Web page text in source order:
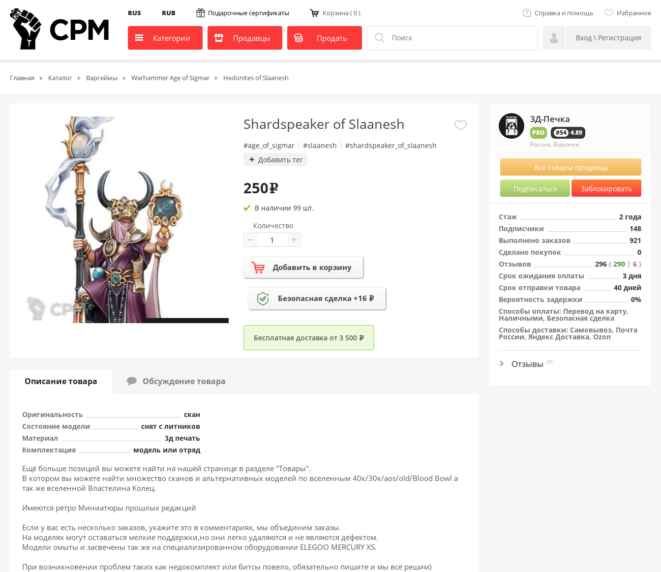
Справка и помощь Избранное
RUS RUB Подарочные сертификаты Корзина( 0 )
Категории Продавцы Продать Вход \ Регистрация
Главная Каталог Варгеймы Warhammer Age of Sigmar Hedonites of Slaanesh
3Д-Печка
PRO #54 4.89
Россия, Воронеж
Все товары продавца
Подписаться Заблокировать
Стаж
2 года
148
Подписчики
921
Выполнено заказов
0
Сделано покупок
296 ( 290 | 6 )
Отзывов
Cрок ожидания оплаты
3 дня
Cрок отправки товара
40 дней
0%
Вероятность задержки
Способы оплаты: Перевод на карту,
Наличными, Безопасная сделка
Способы доставки: Самовывоз, Почта
России, Яндекс Доставка, Ozon
Отзывы 296
Shardspeaker of Slaanesh
#age_of_sigmar #slaanesh
#shardspeaker_of_slaanesh
Добавить тег
250e
В наличии 99 шт.
Количество
Добавить в корзину
Безопасная сделка +16 e
Бесплатная доставка от 3 500 e
Описание товара Обсуждение товара
Оригинальность
скан
Состояние модели
снят с литников
Материал
3д печать
Комплектация
модель или отряд
Ещё больше позиций вы можете найти на нашей странице в разделе "Товары".
В котором вы можете найти множество сканов и альтернативных моделей по вселенным 40к/30к/aos/old/Blood Bowl а
так же вселенной Властелина Колец.
Имеются ретро Миниатюры прошлых редакций
Если у вас есть несколько заказов, укажите это в комментариях, мы объединим заказы.
На моделях могут оставаться мелкие поддержки,но они легко удаляются и не являются дефектом.
Модели омыты и засвечены так же на специализированном оборудовании ELEGOO MERCURY XS.
При возникновении проблем таких как недокомплект или битсы повело, обязательно пишите и мы всё решим)